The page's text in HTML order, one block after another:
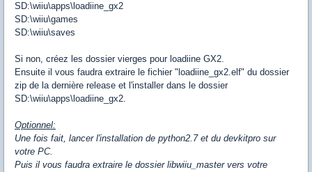
SD:\wiiu\apps\loadiine_gx2
SD:\wiiu\games
SD:\wiiu\saves
Si non, créez les dossier vierges pour loadiine GX2.
Ensuite il vous faudra extraire le fichier "loadiine_gx2.elf" du dossier
zip de la dernière release et l'installer dans le dossier
SD:\wiiu\apps\loadiine_gx2.
Optionnel:
Une fois fait, lancer l'installation de python2.7 et du devkitpro sur
votre PC.
Puis il vous faudra extraire le dossier libwiiu_master vers votre